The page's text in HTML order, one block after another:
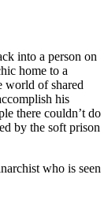
into a person on
home to a
world of shared
his
there couldn’t do
by the soft prison
who is seen